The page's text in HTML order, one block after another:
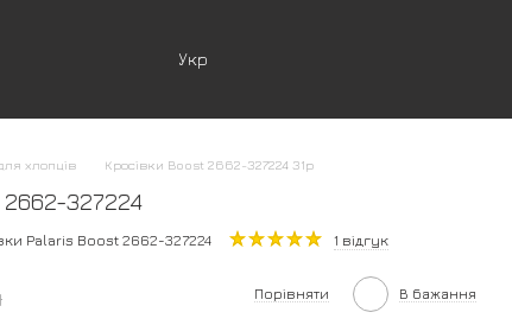
Укр
хлопців Кросівки Boost 2662-327224 31р
327224
Palaris Boost 2662-327224 1 відгук
Порівняти В бажання